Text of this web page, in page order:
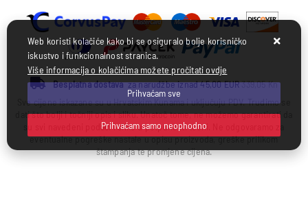
Besplatna dostavaza narudžbe iznad 45,00 EUR339,05 Kn
Sve cijene iskazane su u Hrvatskim Kunama i uključuju PDV. Trudimo se
dati što bolji i točniji opis i sliku. Unatoč tome, ne možemo garantirati da
su svi navedeni podaci i slike u potpunosti točni. Ne odgovaramo za
eventualne pogreške nastale u opisu proizvoda, greške prilikom
štampanja te promjene cijena.
Web koristi kolačiće kako bi se osiguralo bolje korisničko
iskustvo i funkcionalnost stranica.
Više informacija o kolačićima možete pročitati ovdje
Prihvaćam sve
Prihvaćam samo neophodno